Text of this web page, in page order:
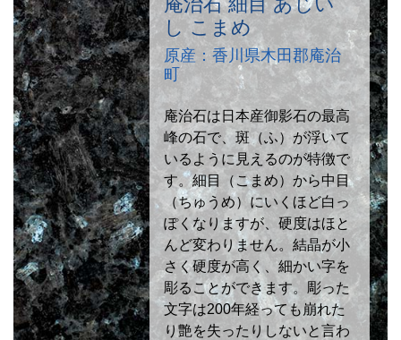
し こまめ
原産：香川県木田郡庵治
町
庵治石は日本産御影石の最高
峰の石で、斑（ふ）が浮いて
いるように見えるのが特徴で
す。細目（こまめ）から中目
（ちゅうめ）にいくほど白っ
ぽくなりますが、硬度はほと
んど変わりません。結晶が小
さく硬度が高く、細かい字を
彫ることができます。彫った
文字は200年経っても崩れた
り艶を失ったりしないと言わ